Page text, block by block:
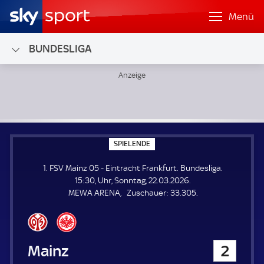
Menü
BUNDESLIGA
SPIELENDE
P
E
L
E
N
1. FSV Mainz 05 - Eintracht Frankfurt. Bundesliga.
15:30, Uhr, Sonntag, 22.03.2026.
MEWA ARENA
Zuschauer: Z
33.305.
1. FSV Mainz 05 2